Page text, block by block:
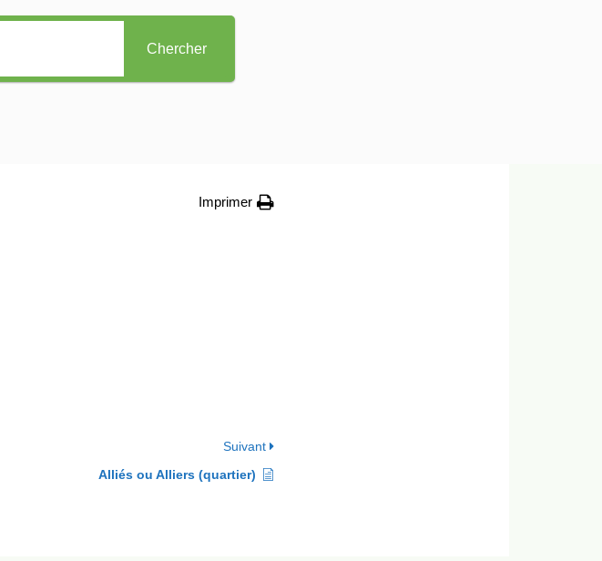
Chercher
Imprimer
Suivant
Alliés ou Alliers (quartier)